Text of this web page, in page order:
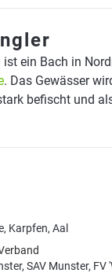
ist ein Bach in
. Das Gewässer
befischt und
Karpfen, Aal
SAV Munster,